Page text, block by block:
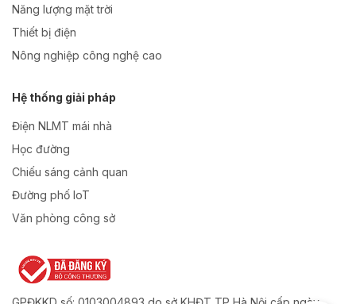
Năng lượng mặt trời
Thiết bị điện
Nông nghiệp công nghệ cao
Hệ thống giải pháp
Điện NLMT mái nhà
Học đường
Chiếu sáng cảnh quan
Đường phố IoT
Văn phòng công sở